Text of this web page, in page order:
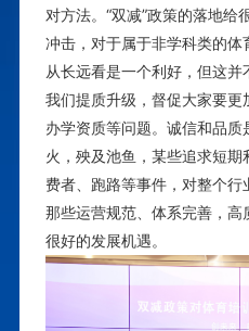
对方法。 “双减”政策的落地给
冲击，对于属于非学科类的
从长远看是一个利好，但这
我们提质升级，督促大家要更
办学资质等问题。 诚信和品质
火，殃及池鱼，某些追求短
费者、跑路等事件，对整个
那些运营规范、体系完善，
很好的发展机遇。